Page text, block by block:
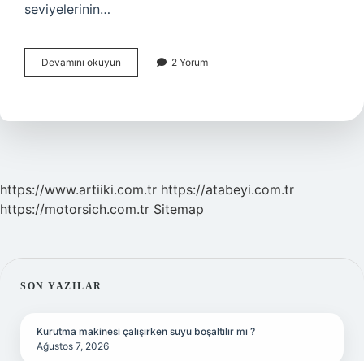
seviyelerinin…
Devamını okuyun
Çağı
2 Yorum
https://www.artiiki.com.tr https://atabeyi.com.tr
https://motorsich.com.tr Sitemap
SIDEBAR
SON YAZILAR
Kurutma makinesi çalışırken suyu boşaltılır mı ?
Ağustos 7, 2026